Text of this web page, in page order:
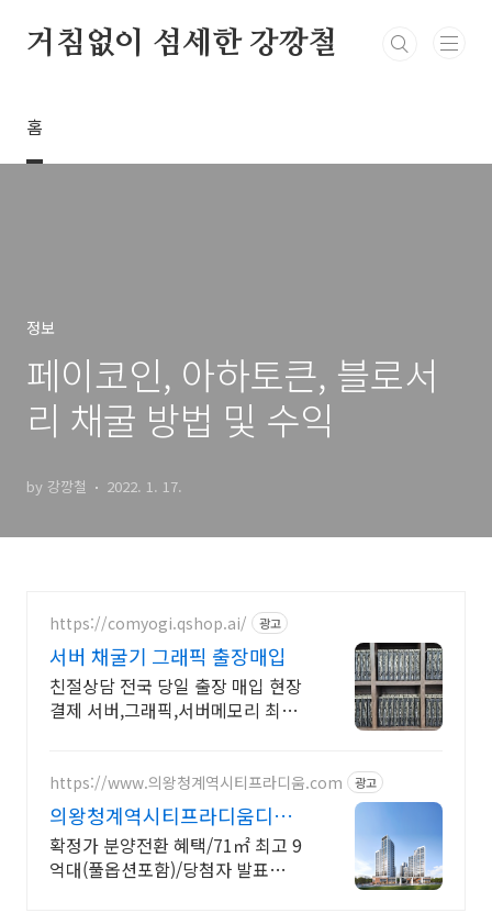
거침없이 섬세한 강깡철
홈
정보
페이코인, 아하토큰, 블로서
리 채굴 방법 및 수익
by 강깡철 2022. 1. 17.
https://comyogi.qshop.ai/ 광고
서버 채굴기 그래픽 출장매입
친절상담 전국 당일 출장 매입 현장
결제 서버,그래픽,서버메모리 최고
https://www.의왕청계역시티프라디움.com 광고
의왕청계역시티프라디움디하모
니
확정가 분양전환 혜택/71㎡ 최고 9
억대(풀옵션포함)/당첨자 발표